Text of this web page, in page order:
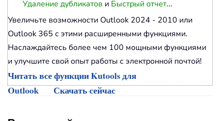
Удаление дубликатов и Быстрый отчет...
Увеличьте возможности Outlook 2024 - 2010 или
Outlook 365 с этими расширенными функциями.
Наслаждайтесь более чем 100 мощными функциями
и улучшите свой опыт работы с электронной почтой!
Читать все функции Kutools для
Outlook
Скачать сейчас